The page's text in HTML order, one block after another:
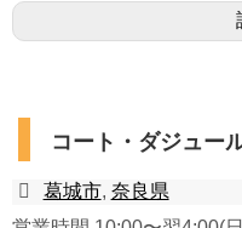
コート・ダジュー
葛城市, 奈良県